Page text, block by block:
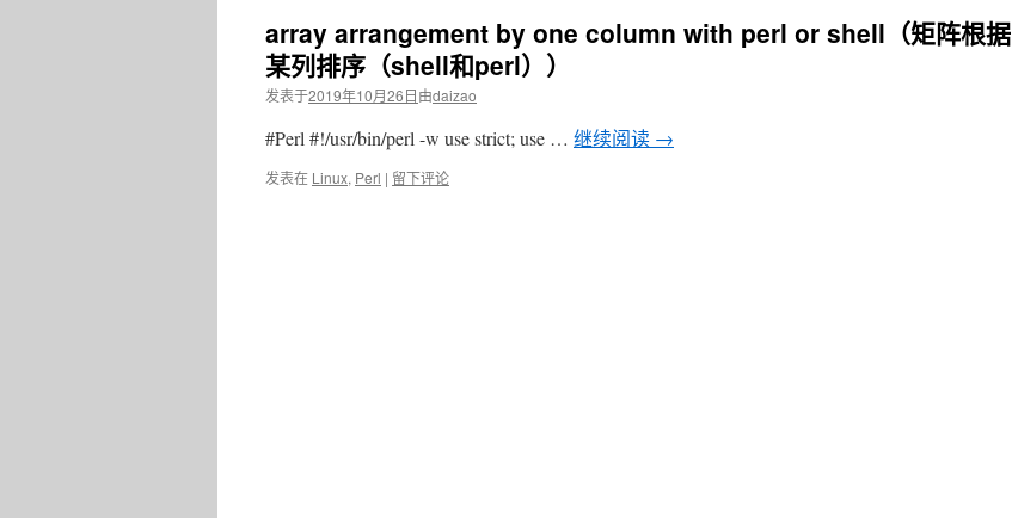
文array arrangement by one column with perl or shell（矩阵根据
某列排序（shell和perl））
发表于2019年10月26日由daizao
#Perl #!/usr/bin/perl -w use strict; use … 继续阅读 →
发表在 Linux, Perl | 留下评论